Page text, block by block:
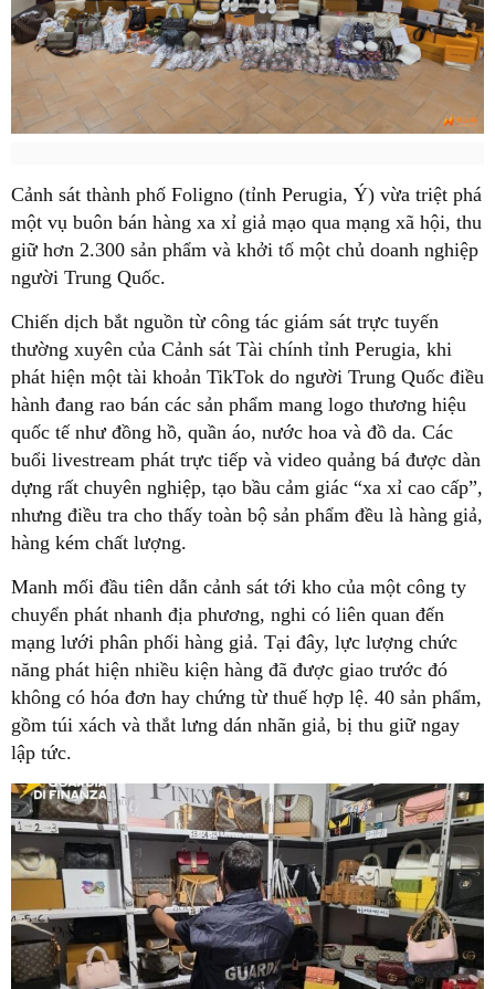
Cảnh sát thành phố Foligno (tỉnh Perugia, Ý) vừa triệt phá
một vụ buôn bán hàng xa xỉ giả mạo qua mạng xã hội, thu
giữ hơn 2.300 sản phẩm và khởi tố một chủ doanh nghiệp
người Trung Quốc.
Chiến dịch bắt nguồn từ công tác giám sát trực tuyến
thường xuyên của Cảnh sát Tài chính tỉnh Perugia, khi
phát hiện một tài khoản TikTok do người Trung Quốc điều
hành đang rao bán các sản phẩm mang logo thương hiệu
quốc tế như đồng hồ, quần áo, nước hoa và đồ da. Các
buổi livestream phát trực tiếp và video quảng bá được dàn
dựng rất chuyên nghiệp, tạo bầu cảm giác “xa xỉ cao cấp”,
nhưng điều tra cho thấy toàn bộ sản phẩm đều là hàng giả,
hàng kém chất lượng.
Manh mối đầu tiên dẫn cảnh sát tới kho của một công ty
chuyển phát nhanh địa phương, nghi có liên quan đến
mạng lưới phân phối hàng giả. Tại đây, lực lượng chức
năng phát hiện nhiều kiện hàng đã được giao trước đó
không có hóa đơn hay chứng từ thuế hợp lệ. 40 sản phẩm,
gồm túi xách và thắt lưng dán nhãn giả, bị thu giữ ngay
lập tức.